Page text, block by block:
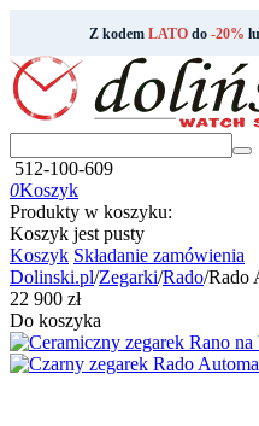
Z kodem LATOdo -20%
512-100-609
0Koszyk
Produkty w koszyku:
Koszyk jest pusty
Koszyk Składanie zamówienia
Dolinski.pl/Zegarki/Rado/Rado
‍22 900‍ zł
Do koszyka